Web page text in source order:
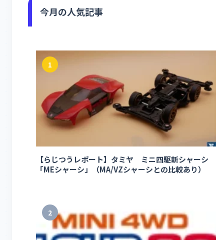
今月の人気記事
1
【らじつうレポート】タミヤ ミニ四駆新シャーシ
「MEシャーシ」（MA/VZシャーシとの比較あり）
2